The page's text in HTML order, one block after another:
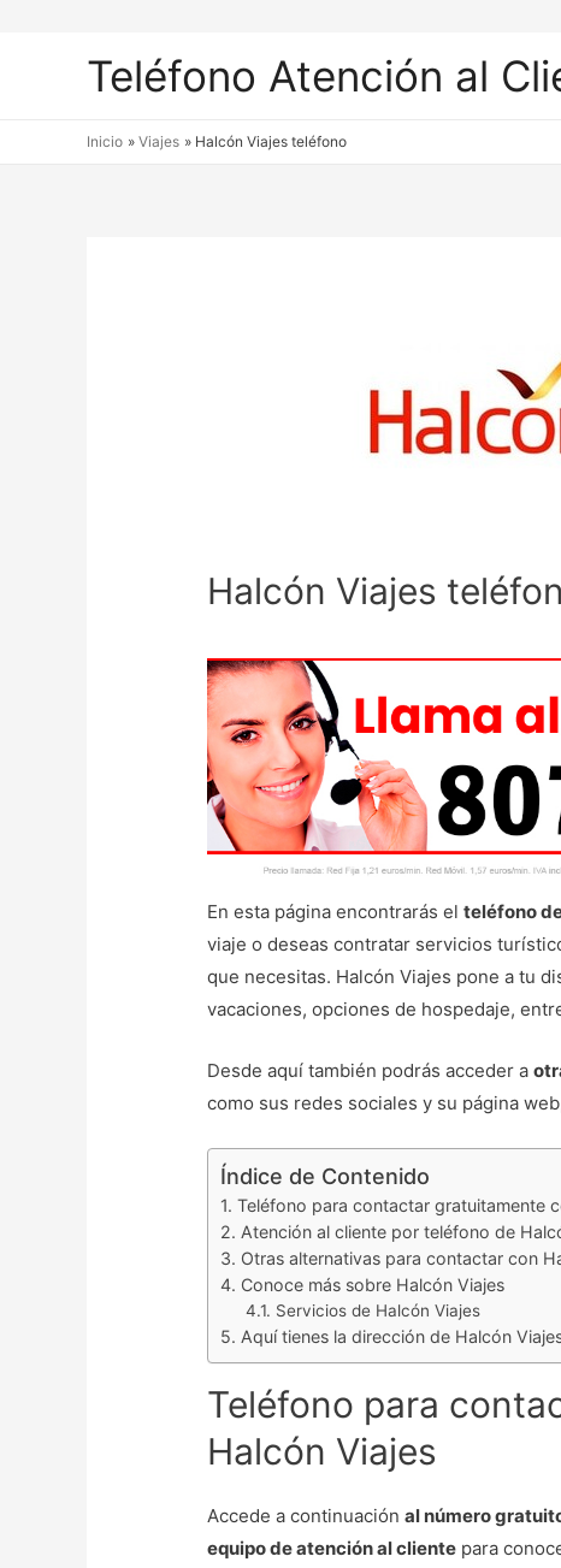
Teléfono Atención al
Inicio Viajes Halcón Viajes teléfono
Halcón Viajes
En esta página encontrarás elteléfono
viaje o deseas contratar servicios
que necesitas. Halcón Viajes pone a tu
vacaciones, opciones de hospedaje,
Desde aquí también podrás acceder a
como sus redes sociales y su página
Índice de Contenido
Teléfono para contactar gratuitamente
Atención al cliente por teléfono de
Otras alternativas para contactar con
Conoce más sobre Halcón Viajes
Servicios de Halcón Viajes
Aquí tienes la dirección de Halcón
Teléfono para
Halcón Viajes
Accede a continuaciónal número
equipo de atención al cliente para